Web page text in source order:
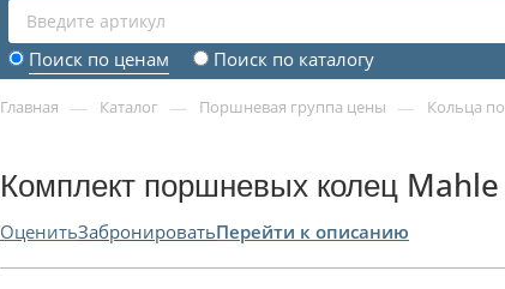
Поиск по ценам Поиск по каталогу
Главная — Каталог — Поршневая группа цены — Кольца
Комплект поршневых колец
ОценитьЗабронироватьПерейти к описанию